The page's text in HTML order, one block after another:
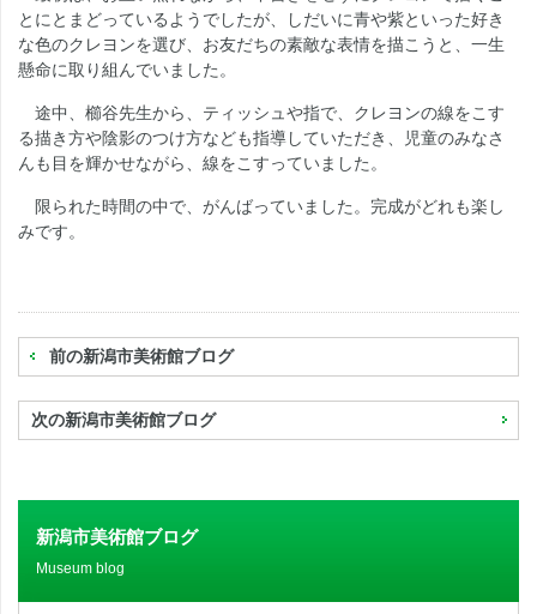
とにとまどっているようでしたが、しだいに青や紫といった好き
な色のクレヨンを選び、お友だちの素敵な表情を描こうと、一生
懸命に取り組んでいました。
途中、櫛谷先生から、ティッシュや指で、クレヨンの線をこす
る描き方や陰影のつけ方なども指導していただき、児童のみなさ
んも目を輝かせながら、線をこすっていました。
限られた時間の中で、がんばっていました。完成がどれも楽し
みです。
前の新潟市美術館ブログ
次の新潟市美術館ブログ
新潟市美術館ブログ
Museum blog